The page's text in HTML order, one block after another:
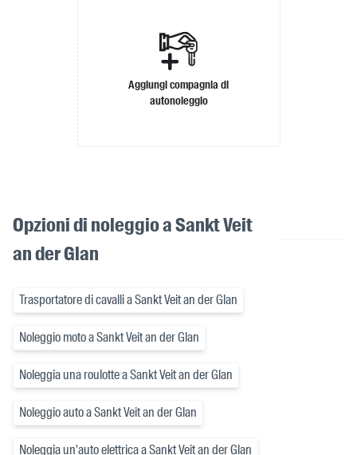
Aggiungi compagnia di
autonoleggio
Opzioni di noleggio a Sankt Veit
an der Glan
Trasportatore di cavalli a Sankt Veit an der Glan
Noleggio moto a Sankt Veit an der Glan
Noleggia una roulotte a Sankt Veit an der Glan
Noleggio auto a Sankt Veit an der Glan
Noleggia un'auto elettrica a Sankt Veit an der Glan